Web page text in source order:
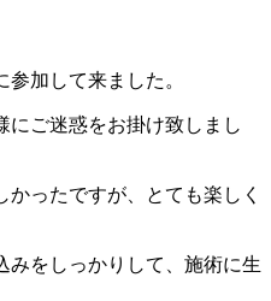
加して来ました。
にご迷惑をお掛け致しまし
ったですが、とても楽しく
みをしっかりして、施術に生